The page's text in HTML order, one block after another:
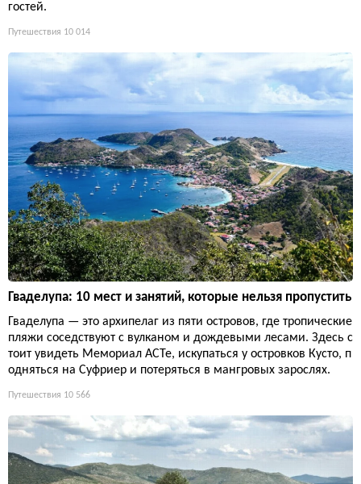
гостей.
Путешествия 10 014
Гваделупа: 10 мест и занятий, которые нельзя пропустить
Гваделупа — это архипелаг из пяти островов, где тропические
пляжи соседствуют с вулканом и дождевыми лесами. Здесь с
тоит увидеть Мемориал ACTe, искупаться у островков Кусто, п
одняться на Суфриер и потеряться в мангровых зарослях.
Путешествия 10 566